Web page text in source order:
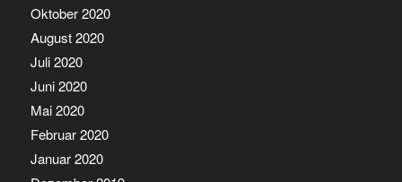
Oktober 2020
August 2020
Juli 2020
Juni 2020
Mai 2020
Februar 2020
Januar 2020